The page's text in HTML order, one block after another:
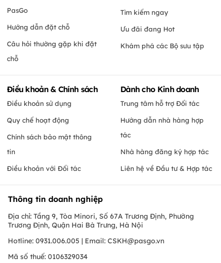
PasGo
Hướng dẫn đặt chỗ
Câu hỏi thường gặp khi đặt
chỗ
Tìm kiếm ngay
Ưu đãi đang Hot
Khám phá các Bộ sưu tập
Điều khoản & Chính sách
Điều khoản sử dụng
Quy chế hoạt động
Chính sách bảo mật thông
tin
Điều khoản với Đối tác
Dành cho Kinh doanh
Trung tâm hỗ trợ Đối tác
Hướng dẫn nhà hàng hợp
tác
Nhà hàng đăng ký hợp tác
Liên hệ về Đầu tư & Hợp tác
Thông tin doanh nghiệp
Địa chỉ: Tầng 9, Tòa Minori, Số 67A Trương Định, Phường
Trương Định, Quận Hai Bà Trưng, Hà Nội
Hotline: 0931.006.005 | Email: CSKH@pasgo.vn
Mã số thuế: 0106329034